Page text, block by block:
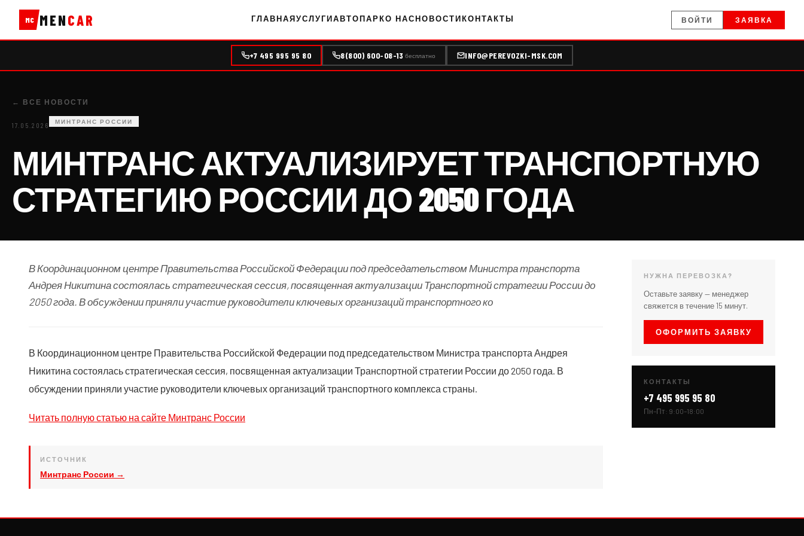
MC MENCAR ГЛАВНАЯУСЛУГИАВТОПАРКО НАСНОВОСТИКОНТАКТЫ ВОЙТИ ЗАЯВКА
+7 495 995 95 80 8(800) 600-08-13 бесплатно INFO@PEREVOZKI-MSK.COM
← ВСЕ НОВОСТИ
17.05.2026 МИНТРАНС РОССИИ
МИНТРАНС АКТУАЛИЗИРУЕТ ТРАНСПОРТНУЮ
СТРАТЕГИЮ РОССИИ ДО 2050 ГОДА
В Координационном центре Правительства Российской Федерации под председательством Министра транспорта
Андрея Никитина состоялась стратегическая сессия, посвященная актуализации Транспортной стратегии России до
2050 года. В обсуждении приняли участие руководители ключевых организаций транспортного ко
В Координационном центре Правительства Российской Федерации под председательством Министра транспорта Андрея
Никитина состоялась стратегическая сессия, посвященная актуализации Транспортной стратегии России до 2050 года. В
обсуждении приняли участие руководители ключевых организаций транспортного комплекса страны.
Читать полную статью на сайте Минтранс России
ИСТОЧНИК
Минтранс России →
НУЖНА ПЕРЕВОЗКА?
Оставьте заявку — менеджер
свяжется в течение 15 минут.
ОФОРМИТЬ ЗАЯВКУ
КОНТАКТЫ
+7 495 995 95 80
Пн–Пт: 9:00–18:00